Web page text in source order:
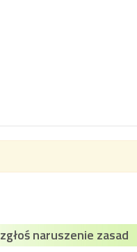
zgłoś naruszenie zasad